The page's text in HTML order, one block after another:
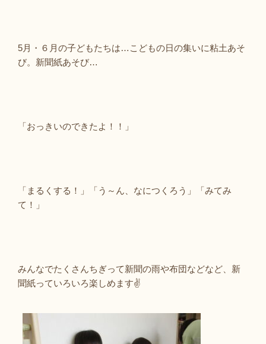
5月・６月の子どもたちは…こどもの日の集いに粘土あそ
び。新聞紙あそび…
「おっきいのできたよ！！」
「まるくする！」「う～ん、なにつくろう」「みてみ
て！」
みんなでたくさんちぎって新聞の雨や布団などなど、新
聞紙っていろいろ楽しめます✌